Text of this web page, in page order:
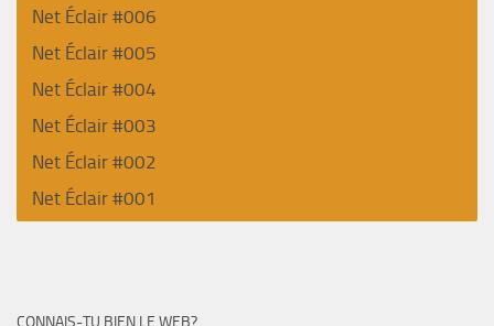
Net Éclair #006
Net Éclair #005
Net Éclair #004
Net Éclair #003
Net Éclair #002
Net Éclair #001